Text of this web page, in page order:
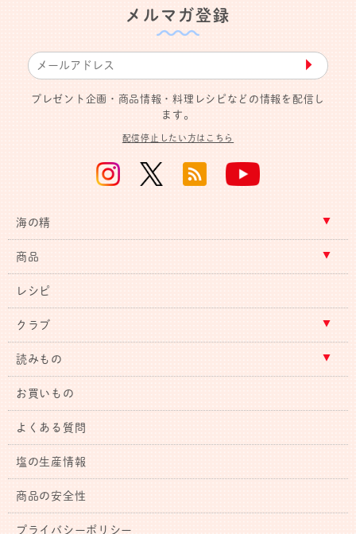
メルマガ登録
▶︎
プレゼント企画・商品情報・料理レシピなどの情報を配信し
ます。
配信停止したい方はこちら
海の精
商品
レシピ
クラブ
読みもの
お買いもの
よくある質問
塩の生産情報
商品の安全性
プライバシーポリシー